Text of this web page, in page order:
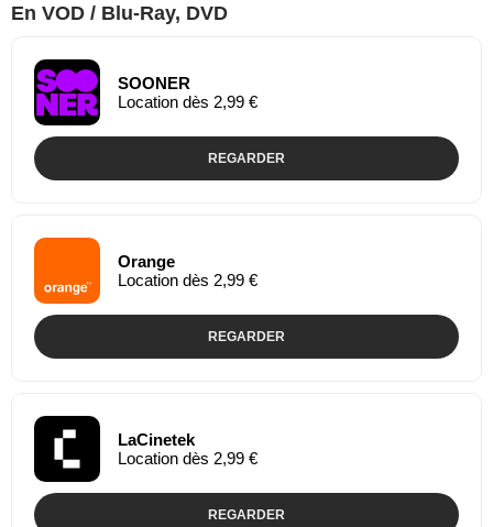
En VOD / Blu-Ray, DVD
SOONER
Location dès 2,99 €
REGARDER
Orange
Location dès 2,99 €
REGARDER
LaCinetek
Location dès 2,99 €
REGARDER